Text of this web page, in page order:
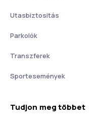
Utasbiztositás
Parkolók
Transzferek
Sportesemények
Tudjon meg többet